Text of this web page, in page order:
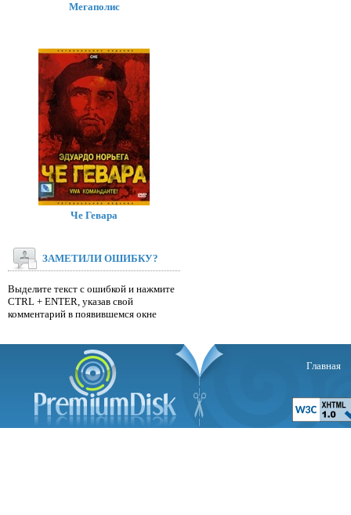
Мегаполис
Че Гевара
ЗАМЕТИЛИ ОШИБКУ?
Выделите текст с ошибкой и нажмите
CTRL + ENTER, указав свой
комментарий в появившемся окне
Главная